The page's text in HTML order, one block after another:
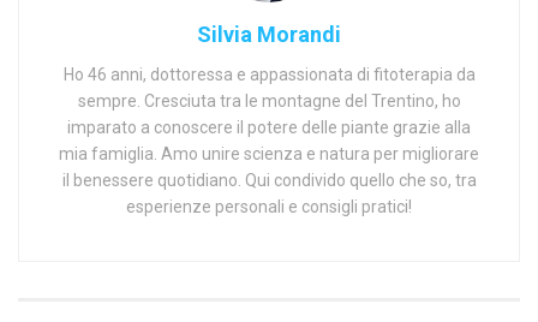
Silvia Morandi
Ho 46 anni, dottoressa e appassionata di fitoterapia da
sempre. Cresciuta tra le montagne del Trentino, ho
imparato a conoscere il potere delle piante grazie alla
mia famiglia. Amo unire scienza e natura per migliorare
il benessere quotidiano. Qui condivido quello che so, tra
esperienze personali e consigli pratici!